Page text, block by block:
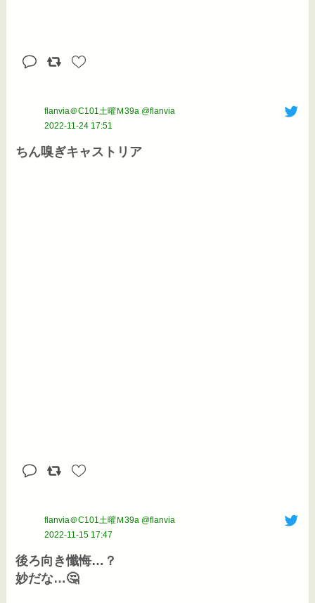
flanvia＠C101土曜Ｍ39a @flanvia
2022-11-24 17:51
ちん嗅ぎキャストリア
flanvia＠C101土曜Ｍ39a @flanvia
2022-11-15 17:47
後ろ向き懺悔…？
妙だな…🤔